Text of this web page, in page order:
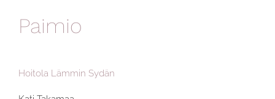
Paimio
Hoitola Lämmin Sydän